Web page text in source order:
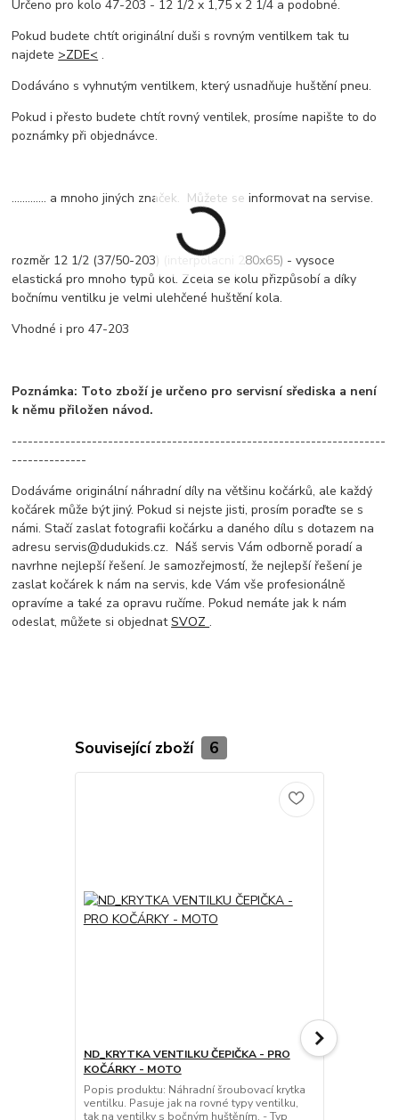
Určeno pro kolo 47-203 - 12 1/2 x 1,75 x 2 1/4 a podobné.
Pokud budete chtít originální duši s rovným ventilkem tak tu
najdete >ZDE< .
Dodáváno s vyhnutým ventilkem, který usnadňuje huštění pneu.
Pokud i přesto budete chtít rovný ventilek, prosíme napište to do
poznámky při objednávce.
............. a mnoho jiných značek. Můžete se informovat na servise.
rozměr 12 1/2 (37/50-203) (interpolacni 280x65) - vysoce
elastická pro mnoho typů kol. Zcela se kolu přizpůsobí a díky
bočnímu ventilku je velmi ulehčené huštění kola.
Vhodné i pro 47-203
Poznámka: Toto zboží je určeno pro servisní sřediska a není
k němu přiložen návod.
----------------------------------------------------------------------
--------------
Dodáváme originální náhradní díly na většinu kočárků, ale každý
kočárek může být jiný. Pokud si nejste jisti, prosím poraďte se s
námi. Stačí zaslat fotografii kočárku a daného dílu s dotazem na
adresu servis@dudukids.cz. Náš servis Vám odborně poradí a
navrhne nejlepší řešení. Je samozřejmostí, že nejlepší řešení je
zaslat kočárek k nám na servis, kde Vám vše profesionálně
opravíme a také za opravu ručíme. Pokud nemáte jak k nám
odeslat, můžete si objednatSVOZ.
Související zboží 6
ND_KRYTKA VENTILKU ČEPIČKA - PRO
KOČÁRKY - MOTO
Popis produktu: Náhradní šroubovací krytka
ventilku. Pasuje jak na rovné typy ventilku,
tak na ventilky s bočným huštěním. - Typ